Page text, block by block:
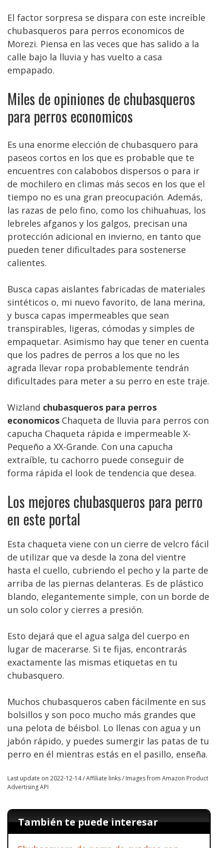
El factor sorpresa se dispara con este increíble
chubasqueros para perros economicos de
Morezi. Piensa en las veces que has salido a la
calle bajo la lluvia y has vuelto a casa
empapado.
Miles de opiniones de chubasqueros
para perros economicos
Es una enorme elección de chubasquero para
paseos cortos en los que es probable que te
encuentres con calabobos dispersos o para ir
de mochilero en climas más secos en los que el
tiempo no es una gran preocupación. Además,
las razas de pelo fino, como los chihuahuas, los
lebreles afganos y los galgos, precisan una
protección adicional en invierno, en tanto que
pueden tener dificultades para sostenerse
calientes.
Busca capas aislantes fabricadas de materiales
sintéticos o, mi nuevo favorito, de lana merina,
y busca capas impermeables que sean
transpirables, ligeras, cómodas y simples de
empaquetar. Asimismo hay que tener en cuenta
que los padres de perros a los que no les
agrada llevar ropa probablemente tendrán
dificultades para meter a su perro en este traje.
Wizland chubasqueros para perros
economicos Chaqueta de lluvia para perros con
capucha Chaqueta rápida e impermeable X-
Pequeño a XX-Grande. Con una capucha
extraíble, tu cachorro puede conseguir de
forma rápida el look de tendencia que desea.
Los mejores chubasqueros para perro
en este portal
Esta chaqueta viene con un cierre de velcro fácil
de utilizar que va desde la zona del vientre
hasta el cuello, cubriendo el pecho y la parte de
arriba de las piernas delanteras. Es de plástico
blando, elegantemente simple, con un borde de
un solo color y cierres a presión.
Esto dejará que el agua salga del cuerpo en
lugar de macerarse. Si te fijas, encontrarás
exactamente las mismas etiquetas en tu
chubasquero.
Muchos chubasqueros caben fácilmente en sus
bolsillos y son poco mucho más grandes que
una pelota de béisbol. Lo llenas con agua y un
jabón rápido, y puedes sumergir las patas de tu
perro en él mientras estás en el pasillo, enseña.
Last update on 2022-12-14 / Affiliate links / Images from Amazon Product
Advertising API
También te puede interesar